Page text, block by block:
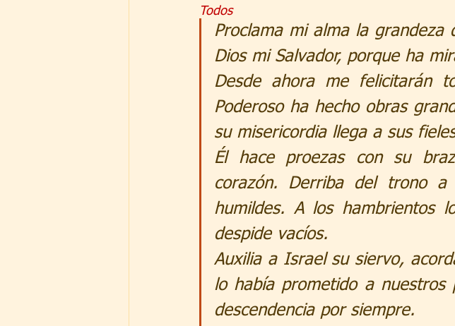
Todos
Proclama mi alma la grandeza
Dios mi Salvador, porque ha
Desde ahora me felicitarán
Poderoso ha hecho obras
su misericordia llega a sus
Él hace proezas con su
corazón. Derriba del trono
humildes. A los hambrientos
despide vacíos.
Auxilia a Israel su siervo,
lo había prometido a
descendencia por siempre.